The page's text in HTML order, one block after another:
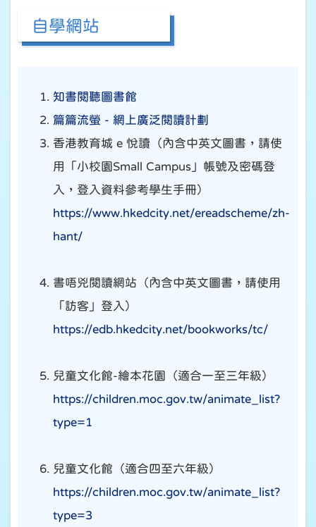
自學網站
知書閱聽圖書館
篇篇流螢 - 網上廣泛閱讀計劃
香港教育城 e 悅讀（內含中英文圖書，請使
用「小校園Small Campus」帳號及密碼登
入，登入資料參考學生手冊）
https://www.hkedcity.net/ereadscheme/zh-
hant/
書唔兇閱讀網站（內含中英文圖書，請使用
「訪客」登入）
https://edb.hkedcity.net/bookworks/tc/
兒童文化館-繪本花園（適合一至三年級）
https://children.moc.gov.tw/animate_list?
type=1
兒童文化館（適合四至六年級）
https://children.moc.gov.tw/animate_list?
type=3